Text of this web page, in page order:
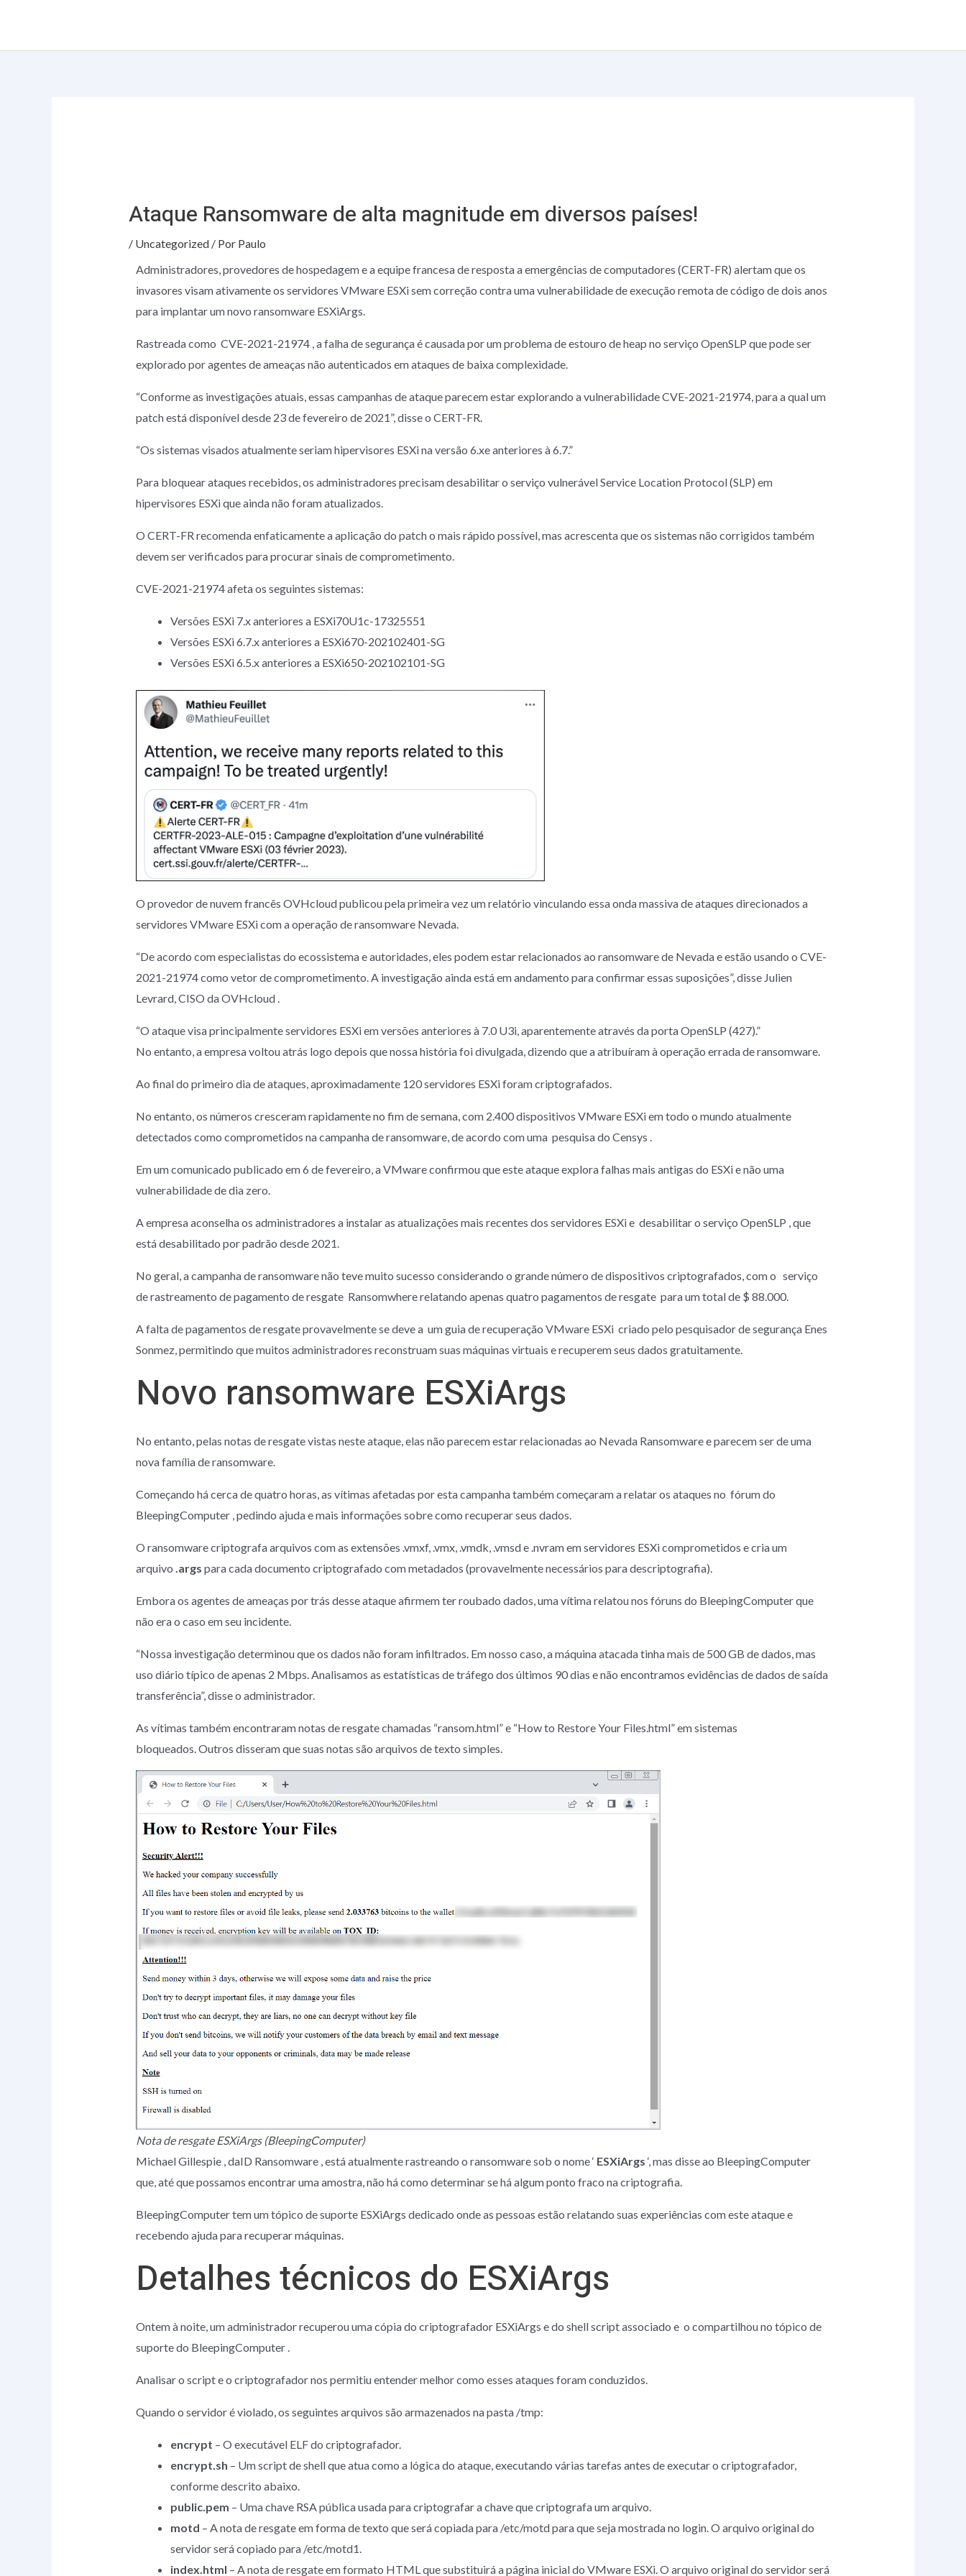
o
Ataque Ransomware de alta magnitude em diversos países!
/ Uncategorized/ Por Paulo
Administradores, provedores de hospedagem e a equipe francesa de resposta a emergências de computadores (CERT-FR) alertam que os
invasores visam ativamente os servidores VMware ESXi sem correção contra uma vulnerabilidade de execução remota de código de dois anos
para implantar um novo ransomware ESXiArgs.
Rastreada como CVE-2021-21974 , a falha de segurança é causada por um problema de estouro de heap no serviço OpenSLP que pode ser
explorado por agentes de ameaças não autenticados em ataques de baixa complexidade.
“Conforme as investigações atuais, essas campanhas de ataque parecem estar explorando a vulnerabilidade CVE-2021-21974, para a qual um
patch está disponível desde 23 de fevereiro de 2021”, disse o CERT-FR.
“Os sistemas visados ​​atualmente seriam hipervisores ESXi na versão 6.xe anteriores à 6.7.”
Para bloquear ataques recebidos, os administradores precisam desabilitar o serviço vulnerável Service Location Protocol (SLP) em
hipervisores ESXi que ainda não foram atualizados.
O CERT-FR recomenda enfaticamente a aplicação do patch o mais rápido possível, mas acrescenta que os sistemas não corrigidos também
devem ser verificados para procurar sinais de comprometimento.
CVE-2021-21974 afeta os seguintes sistemas:
Versões ESXi 7.x anteriores a ESXi70U1c-17325551
Versões ESXi 6.7.x anteriores a ESXi670-202102401-SG
Versões ESXi 6.5.x anteriores a ESXi650-202102101-SG
O provedor de nuvem francês OVHcloud publicou pela primeira vez um relatório vinculando essa onda massiva de ataques direcionados a
servidores VMware ESXi com a operação de ransomware Nevada.
“De acordo com especialistas do ecossistema e autoridades, eles podem estar relacionados ao ransomware de Nevada e estão usando o CVE-
2021-21974 como vetor de comprometimento. A investigação ainda está em andamento para confirmar essas suposições”, disse Julien
Levrard, CISO da OVHcloud .
“O ataque visa principalmente servidores ESXi em versões anteriores à 7.0 U3i, aparentemente através da porta OpenSLP (427).”
No entanto, a empresa voltou atrás logo depois que nossa história foi divulgada, dizendo que a atribuíram à operação errada de ransomware.
Ao final do primeiro dia de ataques, aproximadamente 120 servidores ESXi foram criptografados.
No entanto, os números cresceram rapidamente no fim de semana, com 2.400 dispositivos VMware ESXi em todo o mundo atualmente
detectados como comprometidos na campanha de ransomware, de acordo com uma pesquisa do Censys .
Em um comunicado publicado em 6 de fevereiro, a VMware confirmou que este ataque explora falhas mais antigas do ESXi e não uma
vulnerabilidade de dia zero.
A empresa aconselha os administradores a instalar as atualizações mais recentes dos servidores ESXi e desabilitar o serviço OpenSLP , que
está desabilitado por padrão desde 2021.
No geral, a campanha de ransomware não teve muito sucesso considerando o grande número de dispositivos criptografados, com o serviço
de rastreamento de pagamento de resgate Ransomwhere relatando apenas quatro pagamentos de resgate para um total de $ 88.000.
A falta de pagamentos de resgate provavelmente se deve a um guia de recuperação VMware ESXi criado pelo pesquisador de segurança Enes
Sonmez, permitindo que muitos administradores reconstruam suas máquinas virtuais e recuperem seus dados gratuitamente.
Novo ransomware ESXiArgs
No entanto, pelas notas de resgate vistas neste ataque, elas não parecem estar relacionadas ao Nevada Ransomware e parecem ser de uma
nova família de ransomware.
Começando há cerca de quatro horas, as vítimas afetadas por esta campanha também começaram a relatar os ataques no fórum do
BleepingComputer , pedindo ajuda e mais informações sobre como recuperar seus dados.
O ransomware criptografa arquivos com as extensões .vmxf, .vmx, .vmdk, .vmsd e .nvram em servidores ESXi comprometidos e cria um
arquivo .args para cada documento criptografado com metadados (provavelmente necessários para descriptografia).
Embora os agentes de ameaças por trás desse ataque afirmem ter roubado dados, uma vítima relatou nos fóruns do BleepingComputer que
não era o caso em seu incidente.
“Nossa investigação determinou que os dados não foram infiltrados. Em nosso caso, a máquina atacada tinha mais de 500 GB de dados, mas
uso diário típico de apenas 2 Mbps. Analisamos as estatísticas de tráfego dos últimos 90 dias e não encontramos evidências de dados de saída
transferência”, disse o administrador.
As vítimas também encontraram notas de resgate chamadas “ransom.html” e “How to Restore Your Files.html” em sistemas
bloqueados. Outros disseram que suas notas são arquivos de texto simples.
Nota de resgate ESXiArgs (BleepingComputer)
Michael Gillespie , daID Ransomware , está atualmente rastreando o ransomware sob o nome ‘ ESXiArgs ‘, mas disse ao BleepingComputer
que, até que possamos encontrar uma amostra, não há como determinar se há algum ponto fraco na criptografia.
BleepingComputer tem um tópico de suporte ESXiArgs dedicado onde as pessoas estão relatando suas experiências com este ataque e
recebendo ajuda para recuperar máquinas.
Detalhes técnicos do ESXiArgs
Ontem à noite, um administrador recuperou uma cópia do criptografador ESXiArgs e do shell script associado e o compartilhou no tópico de
suporte do BleepingComputer .
Analisar o script e o criptografador nos permitiu entender melhor como esses ataques foram conduzidos.
Quando o servidor é violado, os seguintes arquivos são armazenados na pasta /tmp:
encrypt – O executável ELF do criptografador.
encrypt.sh – Um script de shell que atua como a lógica do ataque, executando várias tarefas antes de executar o criptografador,
conforme descrito abaixo.
public.pem – Uma chave RSA pública usada para criptografar a chave que criptografa um arquivo.
motd – A nota de resgate em forma de texto que será copiada para /etc/motd para que seja mostrada no login. O arquivo original do
servidor será copiado para /etc/motd1.
index.html – A nota de resgate em formato HTML que substituirá a página inicial do VMware ESXi. O arquivo original do servidor será